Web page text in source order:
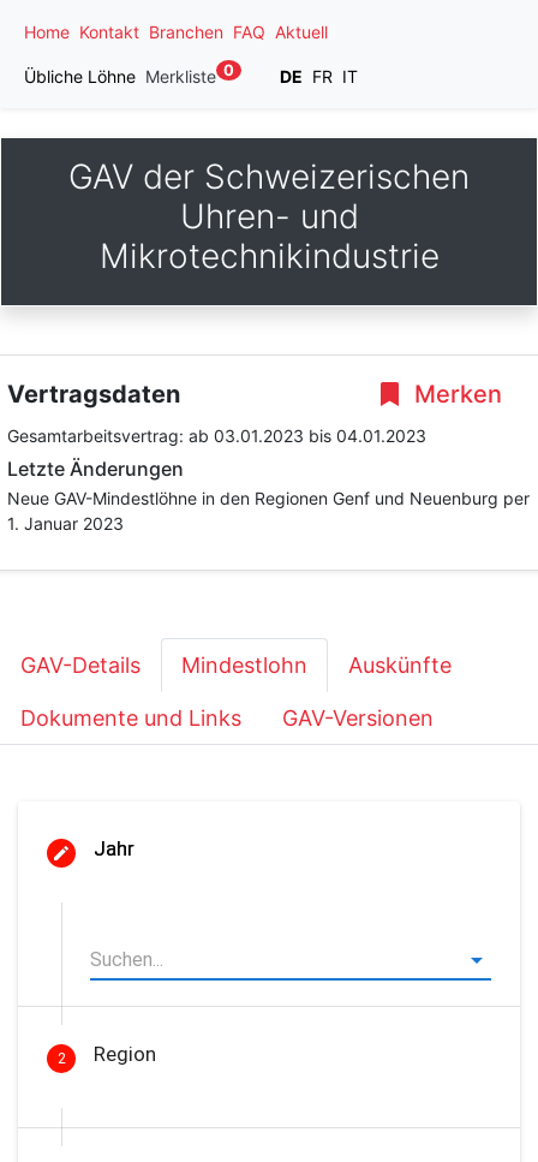
Home Kontakt Branchen FAQ Aktuell
Übliche Löhne Merkliste 0 DE FR IT
GAV der Schweizerischen
Uhren- und
Mikrotechnikindustrie
Merken
Vertragsdaten
Gesamtarbeitsvertrag: ab 03.01.2023 bis 04.01.2023
Letzte Änderungen
Neue GAV-Mindestlöhne in den Regionen Genf und Neuenburg per
1. Januar 2023
GAV-Details Mindestlohn Auskünfte
Dokumente und Links GAV-Versionen
Jahr
2 Region